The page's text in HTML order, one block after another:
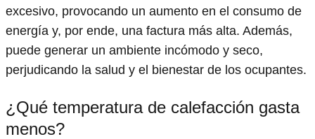
excesivo, provocando un aumento en el consumo de
energía y, por ende, una factura más alta. Además,
puede generar un ambiente incómodo y seco,
perjudicando la salud y el bienestar de los ocupantes.
¿Qué temperatura de calefacción gasta
menos?